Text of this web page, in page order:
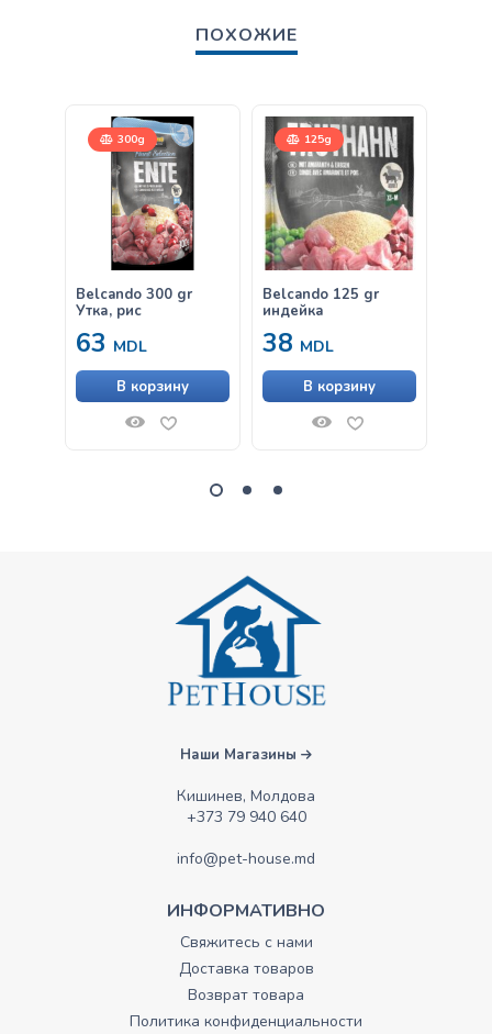
ПОХОЖИЕ
300g
Belcando 300 gr
Утка, рис
63 MDL
В корзину
125g
Belcando 125 gr
индейка
38 MDL
В корзину
Наши Магазины
Кишинев, Молдова
+373 79 940 640
info@pet-house.md
ИНФОРМАТИВНО
Свяжитесь с нами
Доставка товаров
Возврат товара
Политика конфиденциальности